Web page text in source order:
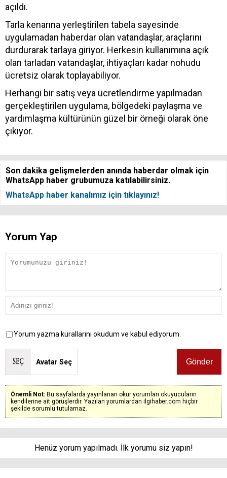
açıldı.
Tarla kenarına yerleştirilen tabela sayesinde
uygulamadan haberdar olan vatandaşlar, araçlarını
durdurarak tarlaya giriyor. Herkesin kullanımına açık
olan tarladan vatandaşlar, ihtiyaçları kadar nohudu
ücretsiz olarak toplayabiliyor.
Herhangi bir satış veya ücretlendirme yapılmadan
gerçekleştirilen uygulama, bölgedeki paylaşma ve
yardımlaşma kültürünün güzel bir örneği olarak öne
çıkıyor.
Son dakika gelişmelerden anında haberdar olmak için
WhatsApp haber grubumuza katılabilirsiniz.
WhatsApp haber kanalımız için tıklayınız!
Yorum Yap
Yorum yazma kurallarını okudum ve kabul ediyorum.
Avatar Seç
Önemli Not: Bu sayfalarda yayınlanan okur yorumları okuyucuların
kendilerine ait görüşlerdir. Yazılan yorumlardan ilgihaber.com hiçbir
şekilde sorumlu tutulamaz.
Henüz yorum yapılmadı. İlk yorumu siz yapın!